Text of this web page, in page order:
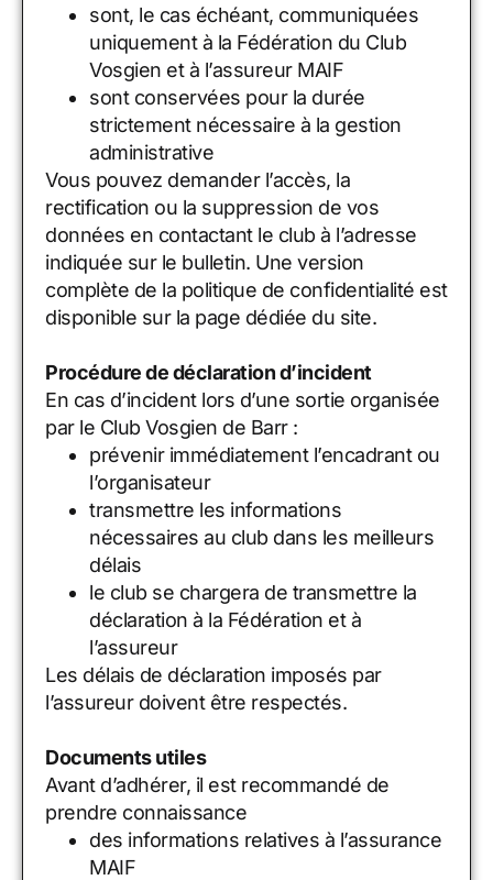
sont, le cas échéant, communiquées
uniquement à la Fédération du Club
Vosgien et à l’assureur MAIF
sont conservées pour la durée
strictement nécessaire à la gestion
administrative
Vous pouvez demander l’accès, la
rectification ou la suppression de vos
données en contactant le club à l’adresse
indiquée sur le bulletin. Une version
complète de la politique de confidentialité est
disponible sur la page dédiée du site.
Procédure de déclaration d’incident
En cas d’incident lors d’une sortie organisée
par le Club Vosgien de Barr :
prévenir immédiatement l’encadrant ou
l’organisateur
transmettre les informations
nécessaires au club dans les meilleurs
délais
le club se chargera de transmettre la
déclaration à la Fédération et à
l’assureur
Les délais de déclaration imposés par
l’assureur doivent être respectés.
Documents utiles
Avant d’adhérer, il est recommandé de
prendre connaissance
des informations relatives à l’assurance
MAIF